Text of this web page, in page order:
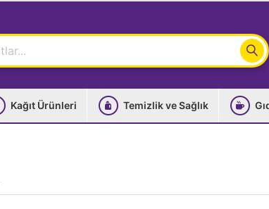
Kağıt Ürünleri Temizlik ve Sağlık